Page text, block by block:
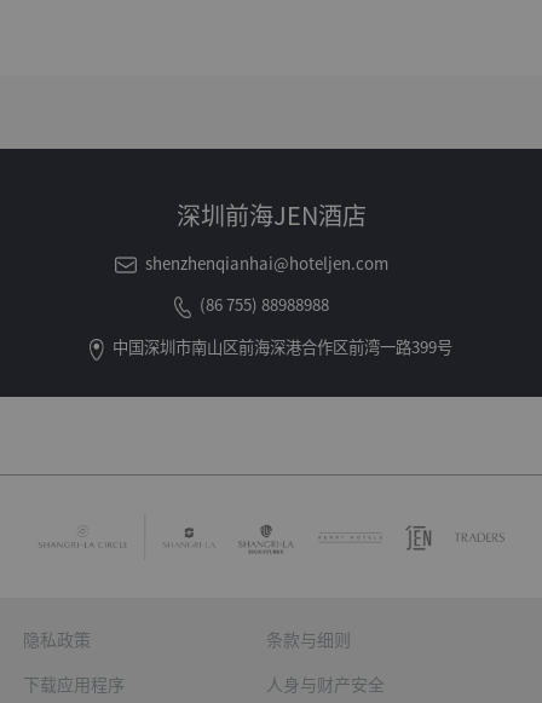
深圳前海JEN酒店
shenzhenqianhai@hoteljen.com
(86 755) 88988988
中国深圳市南山区前海深港合作区前湾一路399号
隐私政策
条款与细则
下载应用程序
人身与财产安全